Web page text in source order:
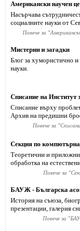
Американски научен
Насърчава
социалните науки от
Повече за "
Мистерии и загадки
Блог за хумористично
науки.
Списание на Институт
Списание върху
Архив на предишни
Повече за "
Секция по компютърна
Теоретични и приложни
обработка на
Повече за "
БАУЖ - Българска
История на съюза,
презентации, галерия
Повече за "